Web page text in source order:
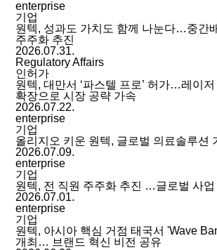
enterprise
기업
원텍, 성과도 가치도 함께 나눈다…중간
주주화 추진
2026.07.31.
Regulatory Affairs
인허가
원텍, 대만서 ‘파스텔 프로’ 허가…레이
확장으로 시장 공략 가속
2026.07.22.
enterprise
기업
올리지오 키운 원텍, 글로벌 의료솔루션
2026.07.09.
enterprise
기업
원텍, 전 직원 주주화 추진 …글로벌 사
2026.07.01.
enterprise
기업
원텍, 아시아 핵심 거점 태국서 'Wave
개최… 브랜드 혁신 비전 공유